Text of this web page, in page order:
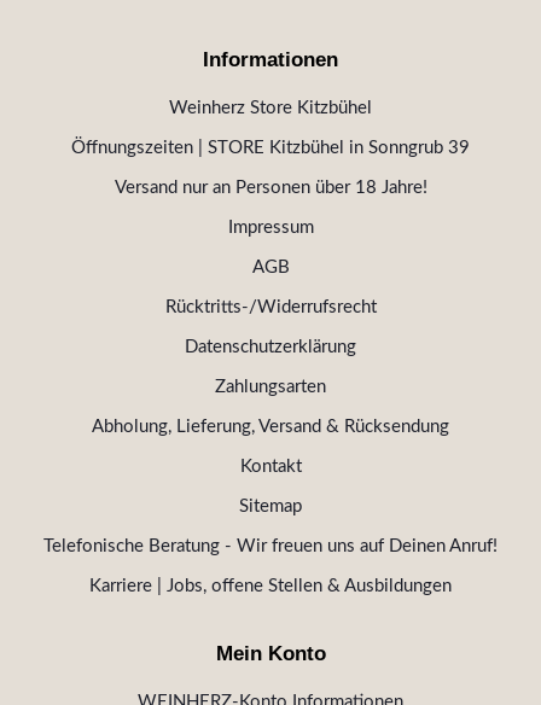
Informationen
Weinherz Store Kitzbühel
Öffnungszeiten | STORE Kitzbühel in Sonngrub 39
Versand nur an Personen über 18 Jahre!
Impressum
AGB
Rücktritts-/Widerrufsrecht
Datenschutzerklärung
Zahlungsarten
Abholung, Lieferung, Versand & Rücksendung
Kontakt
Sitemap
Telefonische Beratung - Wir freuen uns auf Deinen Anruf!
Karriere | Jobs, offene Stellen & Ausbildungen
Mein Konto